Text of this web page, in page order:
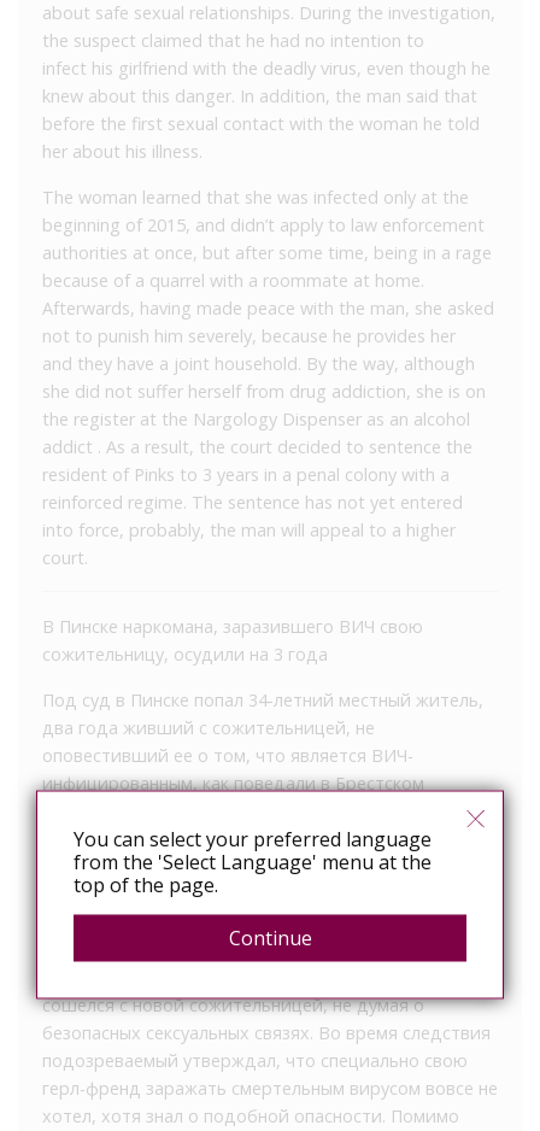
about safe sexual relationships. During the investigation,
the suspect claimed that he had no intention to
infect his girlfriend with the deadly virus, even though he
knew about this danger. In addition, the man said that
before the first sexual contact with the woman he told
her about his illness.
The woman learned that she was infected only at the
beginning of 2015, and didn’t apply to law enforcement
authorities at once, but after some time, being in a rage
because of a quarrel with a roommate at home.
Afterwards, having made peace with the man, she asked
not to punish him severely, because he provides her
and they have a joint household. By the way, although
she did not suffer herself from drug addiction, she is on
the register at the Nargology Dispenser as an alcohol
addict . As a result, the court decided to sentence the
resident of Pinks to 3 years in a penal colony with a
reinforced regime. The sentence has not yet entered
into force, probably, the man will appeal to a higher
court.
В Пинске наркомана, заразившего ВИЧ свою
сожительницу, осудили на 3 года
Под суд в Пинске попал 34-летний местный житель,
два года живший с сожительницей, не
оповестивший ее о том, что является ВИЧ-
инфицированным, как поведали в Брестском
состоит на учете в наркодиспансере, будучи
зависимым от опийных наркотиков. О своем
диагнозе ВИЧ он узнал в 2011-м году. Тогда же ему
пришлось дать расписку о том, что оповещен об
уголовной ответственности, если заразит другого
сошелся с новой сожительницей, не думая о
безопасных сексуальных связях. Во время следствия
подозреваемый утверждал, что специально свою
герл-френд заражать смертельным вирусом вовсе не
хотел, хотя знал о подобной опасности. Помимо
You can select your preferred language
from the 'Select Language' menu at the
top of the page.
Continue